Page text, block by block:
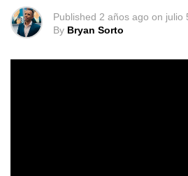
Published 2 años ago on julio
By Bryan Sorto